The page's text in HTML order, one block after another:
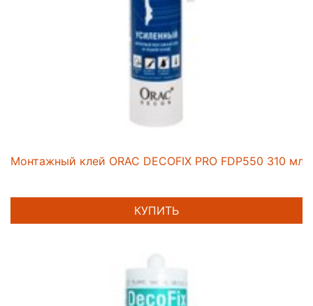
Монтажный клей ORAC DECOFIX PRO FDP550 310 мл
КУПИТЬ